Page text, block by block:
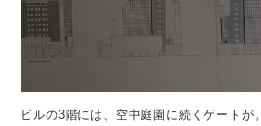
ビルの3階には、空中庭園に続くゲートが。